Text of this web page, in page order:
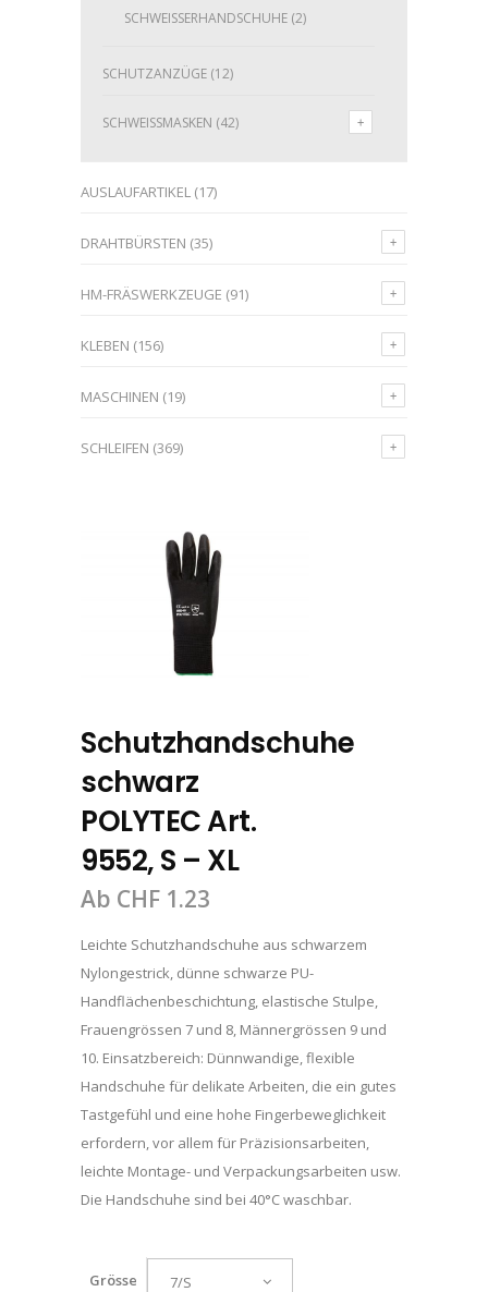
SCHWEISSERHANDSCHUHE (2)
SCHUTZANZÜGE (12)
SCHWEISSMASKEN (42)
AUSLAUFARTIKEL (17)
DRAHTBÜRSTEN (35)
HM-FRÄSWERKZEUGE (91)
KLEBEN (156)
MASCHINEN (19)
SCHLEIFEN (369)
Schutzhandschuhe
schwarz
POLYTEC Art.
9552, S – XL
Ab CHF 1.23
Leichte Schutzhandschuhe aus schwarzem
Nylongestrick, dünne schwarze PU-
Handflächenbeschichtung, elastische Stulpe,
Frauengrössen 7 und 8, Männergrössen 9 und
10. Einsatzbereich: Dünnwandige, flexible
Handschuhe für delikate Arbeiten, die ein gutes
Tastgefühl und eine hohe Fingerbeweglichkeit
erfordern, vor allem für Präzisionsarbeiten,
leichte Montage- und Verpackungsarbeiten usw.
Die Handschuhe sind bei 40°C waschbar.
Grösse 7/S